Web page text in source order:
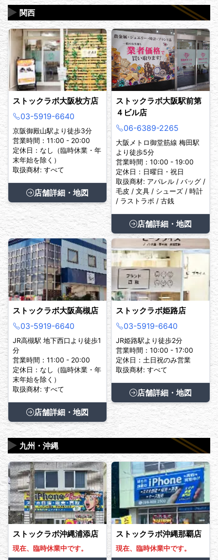
関西
▶
ストックラボ大阪枚方店
03-5919-6640
京阪御殿山駅より徒歩3分
営業時間：11:00 - 20:00
定休日：なし（臨時休業・年
末年始を除く）
取扱商材: すべて
店舗詳細・地図
ストックラボ大阪駅前第
４ビル店
06-6389-2265
大阪メトロ御堂筋線 梅田駅
より徒歩5分
営業時間：10:00 - 19:00
定休日：日曜日・祝日
取扱商材: アパレル / バッグ /
毛皮 / 文具 / シューズ / 時計
/ ラストラボ / 古銭
店舗詳細・地図
ストックラボ大阪高槻店
03-5919-6640
JR高槻駅 地下西口より徒歩1
分
営業時間：11:00 - 20:00
定休日：なし（臨時休業・年
末年始を除く）
取扱商材: すべて
店舗詳細・地図
ストックラボ姫路店
03-5919-6640
JR姫路駅より徒歩2分
営業時間：10:00 - 17:00
定休日：土日祝のみ営業
取扱商材: すべて
店舗詳細・地図
九州・沖縄
▶
ストックラボ沖縄浦添店
現在、臨時休業中です。
ストックラボ沖縄那覇店
現在、臨時休業中です。